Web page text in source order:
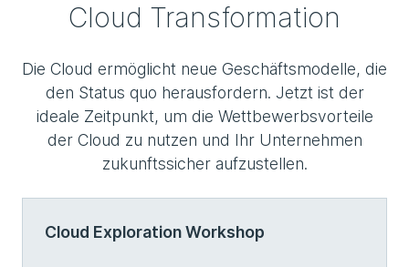
Cloud Transformation
Die Cloud ermöglicht neue Geschäftsmodelle, die
den Status quo herausfordern. Jetzt ist der
ideale Zeitpunkt, um die Wettbewerbsvorteile
der Cloud zu nutzen und Ihr Unternehmen
zukunftssicher aufzustellen.
Cloud Exploration Workshop